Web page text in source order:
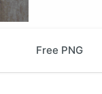
Free PNG